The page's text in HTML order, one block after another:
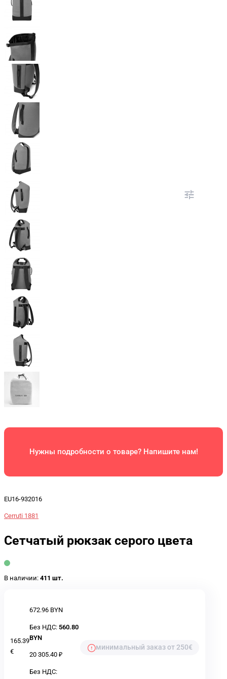
Нужны подробности о товаре? Напишите нам!
EU16-932016
Cerruti 1881
Сетчатый рюкзак серого цвета
В наличии: 411 шт.
165.39
€
672.96 BYN
Без НДС:560.80
BYN
20 305.40 ₽
Без НДС:
минимальный заказ от 250€